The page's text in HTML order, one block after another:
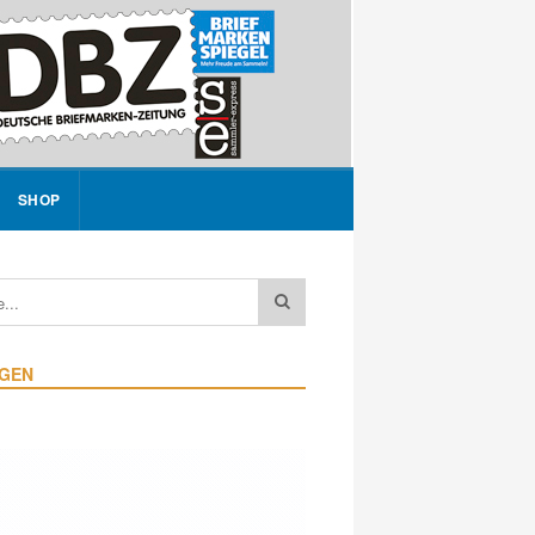
SHOP